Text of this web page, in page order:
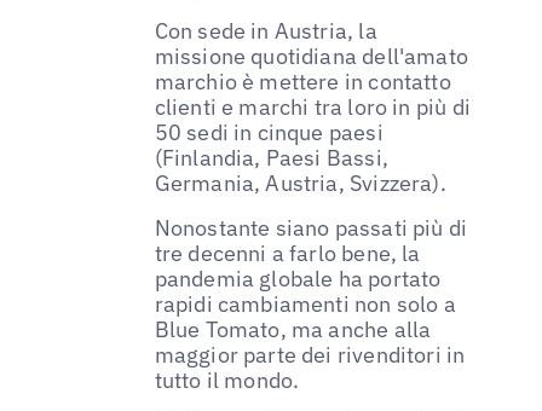
Con sede in Austria, la
missione quotidiana dell'amato
marchio è mettere in contatto
clienti e marchi tra loro in più di
50 sedi in cinque paesi
(Finlandia, Paesi Bassi,
Germania, Austria, Svizzera).
Nonostante siano passati più di
tre decenni a farlo bene, la
pandemia globale ha portato
rapidi cambiamenti non solo a
Blue Tomato, ma anche alla
maggior parte dei rivenditori in
tutto il mondo.